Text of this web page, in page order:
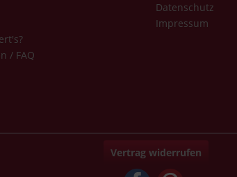
/ FAQ
Datenschutz
Impressum
Vertrag widerrufen